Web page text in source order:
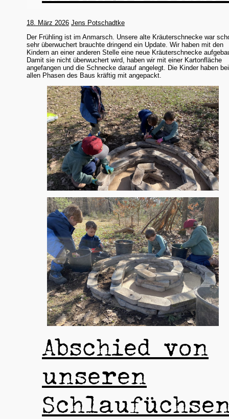
18. März 2026 Jens Potschadtke
Der Frühling ist im Anmarsch. Unsere alte Kräuterschnecke war
sehr überwuchert brauchte dringend ein Update. Wir haben mit den
Kindern an einer anderen Stelle eine neue Kräuterschnecke
Damit sie nicht überwuchert wird, haben wir mit einer Kartonfläche
angefangen und die Schnecke darauf angelegt. Die Kinder haben bei
allen Phasen des Baus kräftig mit angepackt.
Abschied von
unseren